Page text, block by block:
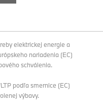
elektrickej energie a
nariadenia (EC)
schválenia.
podľa smernice (EC)
výbavy.